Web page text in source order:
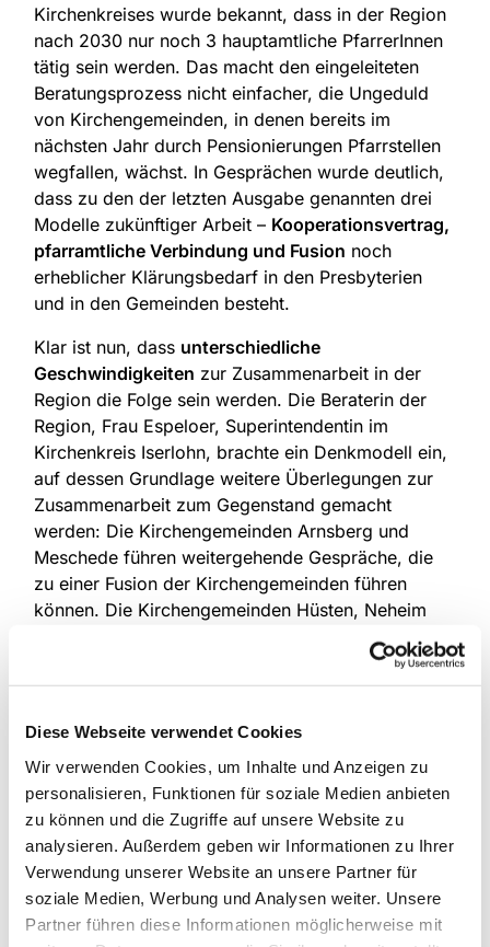
Diese Webseite verwendet Cookies
Wir verwenden Cookies, um Inhalte und Anzeigen zu
personalisieren, Funktionen für soziale Medien anbieten
zu können und die Zugriffe auf unsere Website zu
analysieren. Außerdem geben wir Informationen zu Ihrer
Verwendung unserer Website an unsere Partner für
soziale Medien, Werbung und Analysen weiter. Unsere
Partner führen diese Informationen möglicherweise mit
Kirchenkreises wurde bekannt, dass in der Region
nach 2030 nur noch 3 hauptamtliche PfarrerInnen
tätig sein werden. Das macht den eingeleiteten
Beratungsprozess nicht einfacher, die Ungeduld
von Kirchengemeinden, in denen bereits im
nächsten Jahr durch Pensionierungen Pfarrstellen
wegfallen, wächst. In Gesprächen wurde deutlich,
dass zu den der letzten Ausgabe genannten drei
Modelle zukünftiger Arbeit – Kooperationsvertrag,
pfarramtliche Verbindung und Fusion noch
erheblicher Klärungsbedarf in den Presbyterien
und in den Gemeinden besteht.
Klar ist nun, dass unterschiedliche
Geschwindigkeiten zur Zusammenarbeit in der
Region die Folge sein werden. Die Beraterin der
Region, Frau Espeloer, Superintendentin im
Kirchenkreis Iserlohn, brachte ein Denkmodell ein,
auf dessen Grundlage weitere Überlegungen zur
Zusammenarbeit zum Gegenstand gemacht
werden: Die Kirchengemeinden Arnsberg und
Meschede führen weitergehende Gespräche, die
zu einer Fusion der Kirchengemeinden führen
können. Die Kirchengemeinden Hüsten, Neheim
pfarramtliche Verbindug zum Inhalt haben werden
und ggf. zu einem Verbund führen. In der letzten
Kirchengemeinde Arnsberg fanden diese
Überlegungen Zustimmung. Dabei wurde deutlich,
dass auch hier ebenfalls noch viele Überlegungen
zur zukünftigen Zusammenarbeit vorzunehmen
sind. Vielleicht ist dieser Schritt aber geeignet,
auch die drei anderen Kirchengemeinden in der
anstehenden Arbeit mitzunehmen.
Für die Kommunikation
ist ein erster Drei-Schritt